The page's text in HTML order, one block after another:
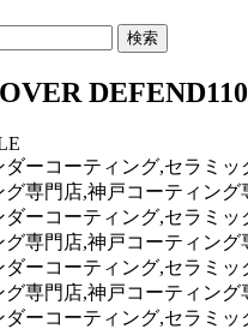
DEFEND110